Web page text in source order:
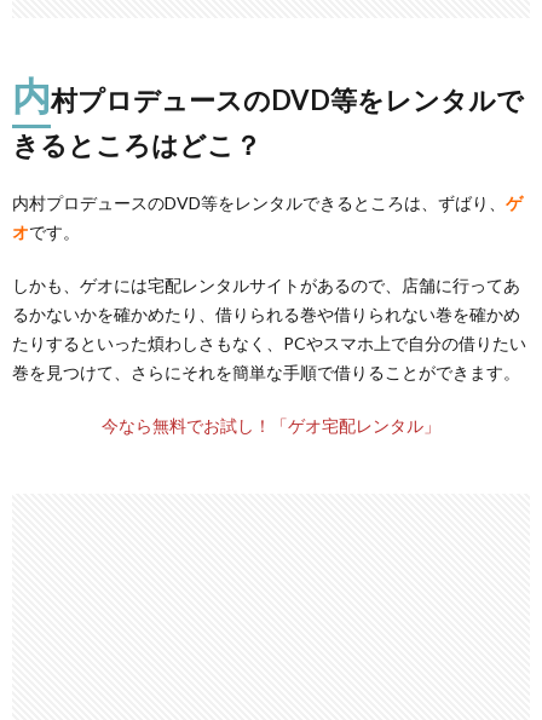
内村プロデュースのDVD等をレンタルで
きるところはどこ？
内村プロデュースのDVD等をレンタルできるところは、ずばり、 ゲ
オです。
しかも、ゲオには宅配レンタルサイトがあるので、店舗に行ってあ
るかないかを確かめたり、借りられる巻や借りられない巻を確かめ
たりするといった煩わしさもなく、PCやスマホ上で自分の借りたい
巻を見つけて、さらにそれを簡単な手順で借りることができます。
今なら無料でお試し！「ゲオ宅配レンタル」